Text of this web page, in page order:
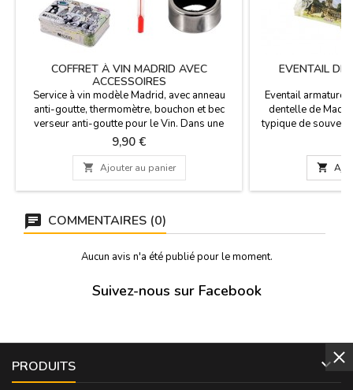
COFFRET À VIN MADRID AVEC
ACCESSOIRES
Service à vin modèle Madrid, avec anneau
anti-goutte, thermomètre, bouchon et bec
verseur anti-goutte pour le Vin. Dans une
boîte en laiton comme souvenir de Madrid.
Dimensions : 14,5 x 10,5 x 4,2 cm.
Prix
9,90 €
 Ajouter au panier
EVENTAIL
Eventail armature
dentelle de
typique de
motifs.
Médiane

COMMENTAIRES (0)
Aucun avis n'a été publié pour le moment.
Suivez-nous sur Facebook
PRODUITS 